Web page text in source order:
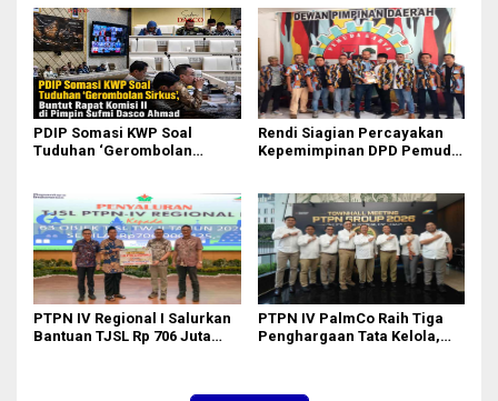
Anak
PDIP Somasi KWP Soal
Tuduhan ‘Gerombolan
Ahmad
Rendi Siagian Percayakan
Kepemimpinan DPD Pemuda
PTPN IV Regional I Salurkan
Bantuan TJSL Rp 706 Juta
PTPN IV PalmCo Raih Tiga
Penghargaan Tata Kelola,